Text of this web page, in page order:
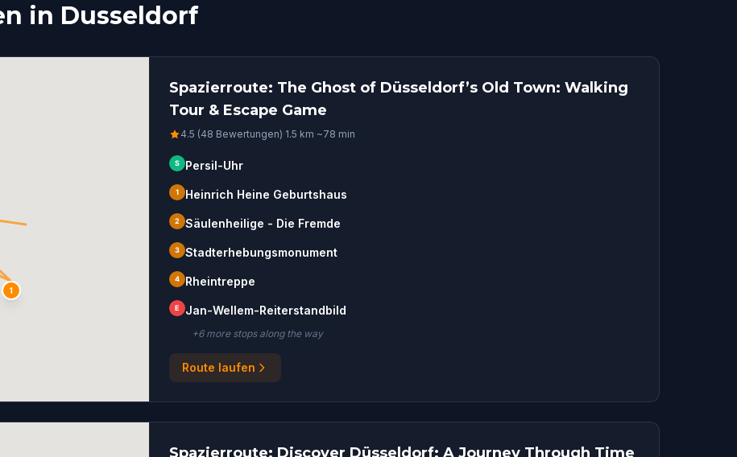
in Dusseldorf
1
Spazierroute: The Ghost of Düsseldorf’s Old Town: Walking
Tour & Escape Game
4.5 (48 Bewertungen)·1.5 km·~78 min
S Persil-Uhr
1 Heinrich Heine Geburtshaus
2 Säulenheilige - Die Fremde
3 Stadterhebungsmonument
4 Rheintreppe
E Jan-Wellem-Reiterstandbild
+6more stopsalong the way
Route laufen
Spazierroute: Discover Düsseldorf: A Journey Through Time